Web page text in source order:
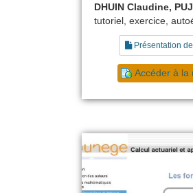
DHUIN Claudine,
tutoriel, exercice,
Présentation de
Accéder à la